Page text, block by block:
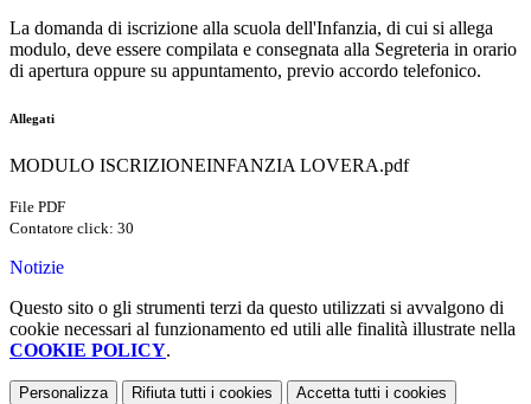
La domanda di iscrizione alla scuola dell'Infanzia, di cui si allega
modulo, deve essere compilata e consegnata alla Segreteria in orario
di apertura oppure su appuntamento, previo accordo telefonico.
Allegati
MODULO ISCRIZIONEINFANZIA LOVERA.pdf
File PDF
Contatore click: 30
Notizie
Questo sito o gli strumenti terzi da questo utilizzati si avvalgono di
cookie necessari al funzionamento ed utili alle finalità illustrate nella
COOKIE POLICY.
Personalizza Rifiuta tutti i cookies Accetta tutti i cookies